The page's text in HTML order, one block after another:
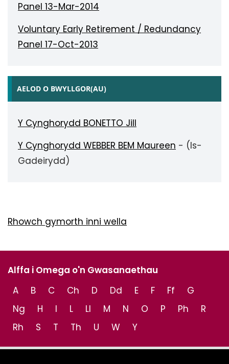
Panel 13-Mar-2014
Voluntary Early Retirement / Redundancy
Panel 17-Oct-2013
AELOD O BWYLLGOR(AU)
Y Cynghorydd BONETTO Jill
Y Cynghorydd WEBBER BEM Maureen - (Is-
Gadeirydd)
Rhowch gymorth inni wella
Alffa i Omega o'n Gwasanaethau
A
B C Ch D Dd E F Ff
G
Ng
H I L Ll M N O P Ph
R
Rh
S T Th U W Y